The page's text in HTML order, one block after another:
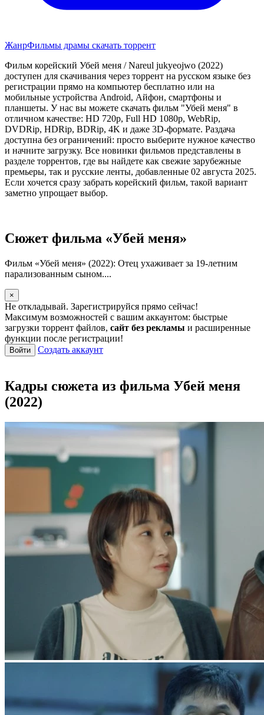
ЖанрФильмы драмы скачать торрент
Фильм корейский Убей меня / Nareul jukyeojwo (2022)
доступен для скачивания через торрент на русском языке без
регистрации прямо на компьютер бесплатно или на
мобильные устройства Android, Айфон, смартфоны и
планшеты. У нас вы можете скачать фильм "Убей меня" в
отличном качестве: HD 720p, Full HD 1080p, WebRip,
DVDRip, HDRip, BDRip, 4K и даже 3D-формате. Раздача
доступна без ограничений: просто выберите нужное качество
и начните загрузку. Все новинки фильмов представлены в
разделе торрентов, где вы найдете как свежие зарубежные
премьеры, так и русские ленты, добавленные 02 августа 2025.
Если хочется сразу забрать корейский фильм, такой вариант
заметно упрощает выбор.
Сюжет фильма «Убей меня»
Фильм «Убей меня» (2022): Отец ухаживает за 19-летним
парализованным сыном....
×
Не откладывай. Зарегистрируйся прямо сейчас!
Максимум возможностей с вашим аккаунтом: быстрые
загрузки торрент файлов, сайт без рекламы и расширенные
функции после регистрации!
Войти Создать аккаунт
Кадры сюжета из фильма Убей меня
(2022)